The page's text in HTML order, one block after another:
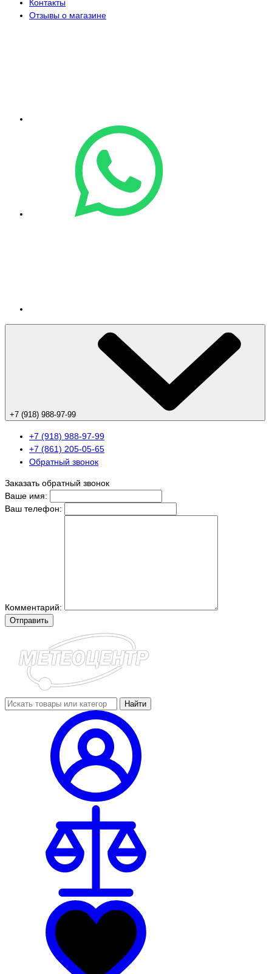
Контакты
Отзывы о магазине
+7 (918) 988-97-99
+7 (918) 988-97-99
+7 (861) 205-05-65
Обратный звонок
Заказать обратный звонок
Ваше имя:
Ваш телефон:
Комментарий:
Отправить
Найти